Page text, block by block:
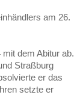
am 26.
dem Abitur ab.
Straßburg
er das
setzte er